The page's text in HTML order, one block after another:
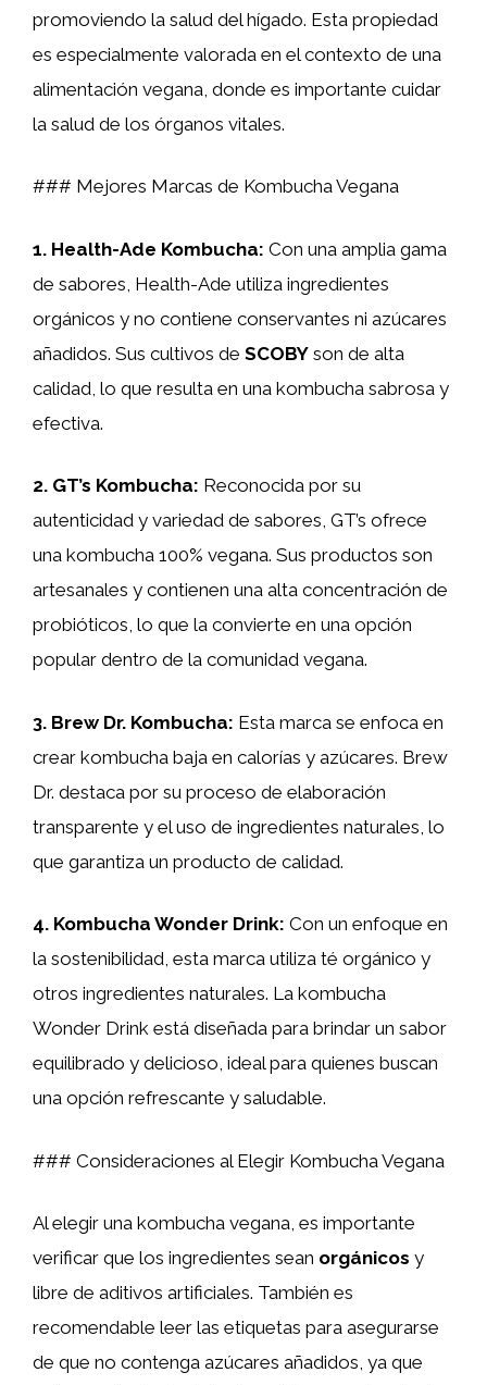
promoviendo la salud del hígado. Esta propiedad
es especialmente valorada en el contexto de una
alimentación vegana, donde es importante cuidar
la salud de los órganos vitales.
### Mejores Marcas de Kombucha Vegana
1. Health-Ade Kombucha: Con una amplia gama
de sabores, Health-Ade utiliza ingredientes
orgánicos y no contiene conservantes ni azúcares
añadidos. Sus cultivos de SCOBY son de alta
calidad, lo que resulta en una kombucha sabrosa y
efectiva.
2. GT’s Kombucha: Reconocida por su
autenticidad y variedad de sabores, GT’s ofrece
una kombucha 100% vegana. Sus productos son
artesanales y contienen una alta concentración de
probióticos, lo que la convierte en una opción
popular dentro de la comunidad vegana.
3. Brew Dr. Kombucha: Esta marca se enfoca en
crear kombucha baja en calorías y azúcares. Brew
Dr. destaca por su proceso de elaboración
transparente y el uso de ingredientes naturales, lo
que garantiza un producto de calidad.
4. Kombucha Wonder Drink: Con un enfoque en
la sostenibilidad, esta marca utiliza té orgánico y
otros ingredientes naturales. La kombucha
Wonder Drink está diseñada para brindar un sabor
equilibrado y delicioso, ideal para quienes buscan
una opción refrescante y saludable.
### Consideraciones al Elegir Kombucha Vegana
Al elegir una kombucha vegana, es importante
verificar que los ingredientes sean orgánicos y
libre de aditivos artificiales. También es
recomendable leer las etiquetas para asegurarse
de que no contenga azúcares añadidos, ya que